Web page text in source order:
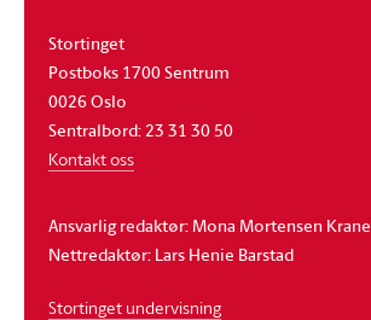
Stortinget
Postboks 1700 Sentrum
0026 Oslo
Sentralbord: 23 31 30 50
Kontakt oss
Ansvarlig redaktør: Mona Mortensen Krane
Nettredaktør: Lars Henie Barstad
Stortinget undervisning